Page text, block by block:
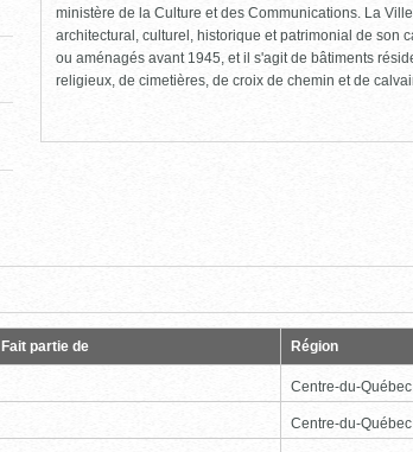
ministère de la Culture et des Communications. La
architectural, culturel, historique et patrimonial de son
ou aménagés avant 1945, et il s'agit de bâtiments
religieux, de cimetières, de croix de chemin et de
Fait partie de Région
Centre-du-Québec
Centre-du-Québec